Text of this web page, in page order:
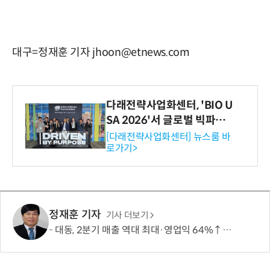
대구=정재훈 기자 jhoon@etnews.com
다래전략사업화센터, 'BIO U
SA 2026'서 글로벌 빅파마
와의 비즈니스 미팅 지원…K
-바이오 해외 진출 교두보 확
보
[다래전략사업화센터] 뉴스룸 바
로가기>
정재훈 기자 기사 더보기
대동, 2분기 매출 역대 최대·영업익 64%↑…상반기 매출도 신기록